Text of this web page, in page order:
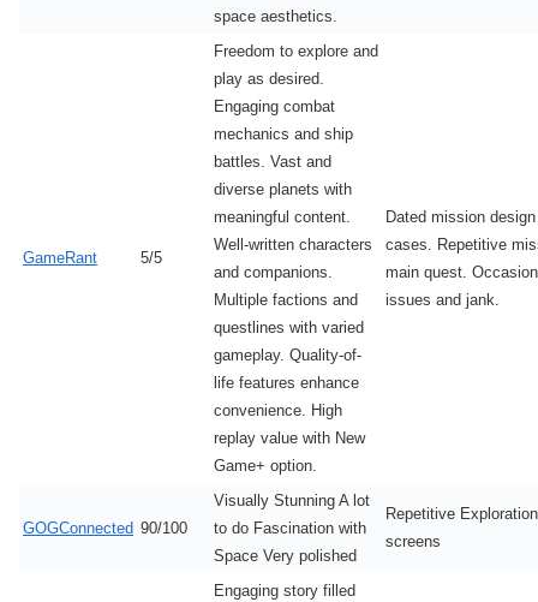
space aesthetics.
GameRant 5/5
Freedom to explore and
play as desired.
Engaging combat
mechanics and ship
battles. Vast and
diverse planets with
meaningful content.
Well-written characters
and companions.
Multiple factions and
questlines with varied
gameplay. Quality-of-
life features enhance
convenience. High
replay value with New
Game+ option.
Dated mission
cases. Repetitive
main quest.
issues and jank.
GOGConnected 90/100
Visually Stunning A lot
to do Fascination with
Space Very polished
Repetitive
screens
Engaging story filled